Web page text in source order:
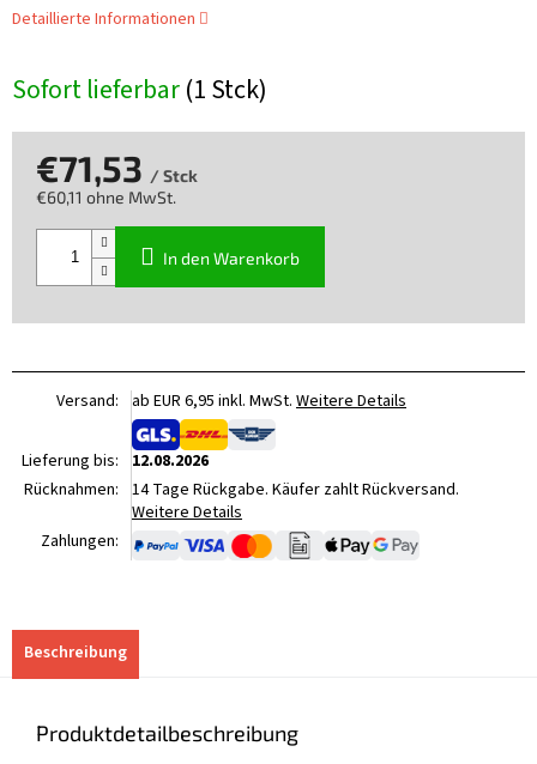
Sofort lieferbar(1 Stck)
Detaillierte Informationen
€71,53 / Stck
€60,11 ohne MwSt.
In den Warenkorb
Versand: ab EUR 6,95 inkl. MwSt. Weitere Details
Lieferung bis:
12.08.2026
Rücknahmen: 14 Tage Rückgabe. Käufer zahlt Rückversand.
Weitere Details
Zahlungen:
Beschreibung
Produktdetailbeschreibung